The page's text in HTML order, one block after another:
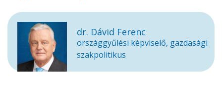
dr. Dávid Ferenc
országgyűlési képviselő, gazdasági
szakpolitikus